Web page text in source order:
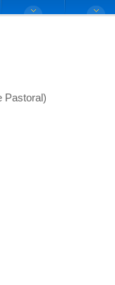
Pastoral)